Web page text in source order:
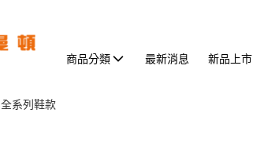
商品分類 最新消息 新品上市
全系列鞋款